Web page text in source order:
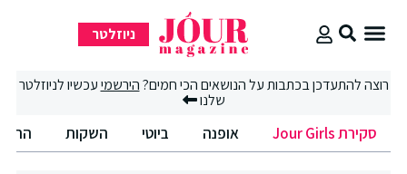
ניוזלטר
רוצה להתעדכן בכתבות על הנושאים הכי חמים?הירשמיעכשיו לניוזלטר
שלנו
סקירת Jour Girls אופנה ביוטי השקות